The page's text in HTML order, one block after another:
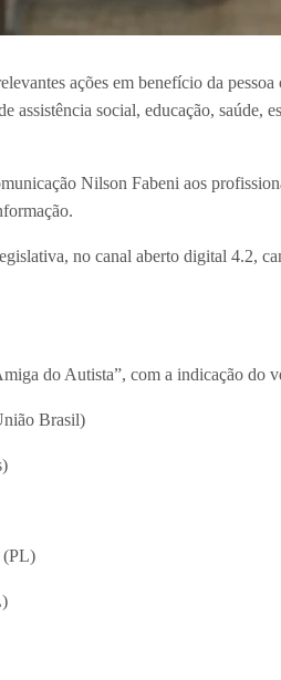
ações em benefício da
assistência social, educação, saúde,
Nilson Fabeni aos
no canal aberto digital 4.2,
do Autista”, com a indicação do
Brasil)
(PL)